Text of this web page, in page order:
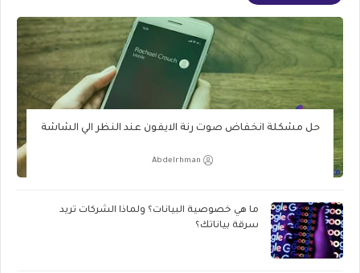
حل مشكلة انخفاض صوت رنة الايفون عند النظر الي الشاشة
Abdelrhman
ما هي خصوصية البيانات؟ ولماذا الشركات تريد
سرقة بياناتك؟